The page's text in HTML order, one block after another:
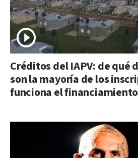
Créditos del IAPV: de qué
son la mayoría de los
funciona el financiamiento